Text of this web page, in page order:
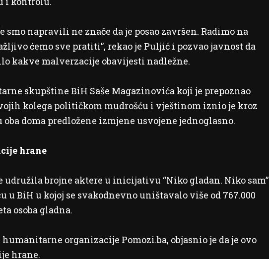
napravili ne znače da je posao završen. Radimo na
ćemo sve pratiti”, rekao je Puljić i pozvao javnost da
kakve malverzacije obavijesti nadležne.
skupštine BiH Saše Magazinovića koji je prepoznao
kolega političkom mudrošću i vještinom iznio je kroz
doma predložene izmjene usvojene jednoglasno.
hrane
udružila brojne aktere u inicijativu “Niko gladan. Niko sam”
BiH u kojoj se svakodnevno uništavalo više od 767.000
osoba gladna.
organizacije Pomozi.ba, objasnio je da je ovo
hrane.